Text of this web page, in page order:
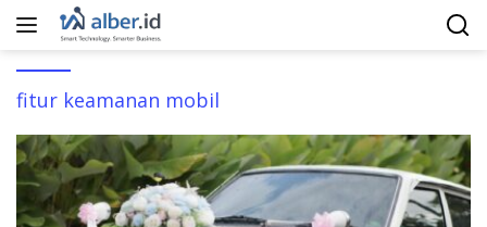
Langsung
fitur keamanan mobil